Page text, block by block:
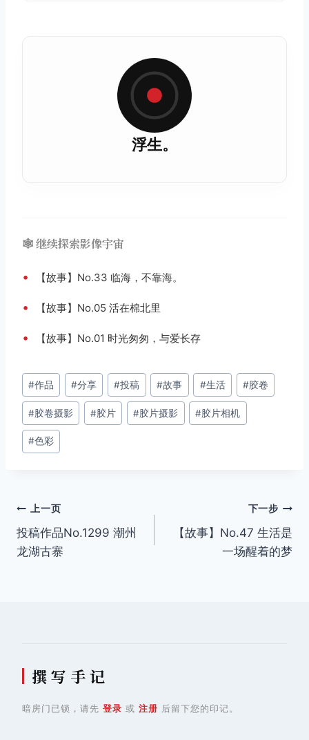
浮生。
🕸️ 继续探索影像宇宙
• 【故事】No.33 临海，不靠海。
• 【故事】No.05 活在棉北里
• 【故事】No.01 时光匆匆，与爱长存
文
章
标
签：
#作品 #分享 #投稿 #故事 #生活 #胶卷
#胶卷摄影 #胶片 #胶片摄影 #胶片相机
#色彩
文
章
上一页
投稿作品No.1299 潮州
龙湖古寨
下一步
【故事】No.47 生活是
一场醒着的梦
撰 写 手 记
暗房门已锁，请先 登录 或 注册 后留下您的印记。